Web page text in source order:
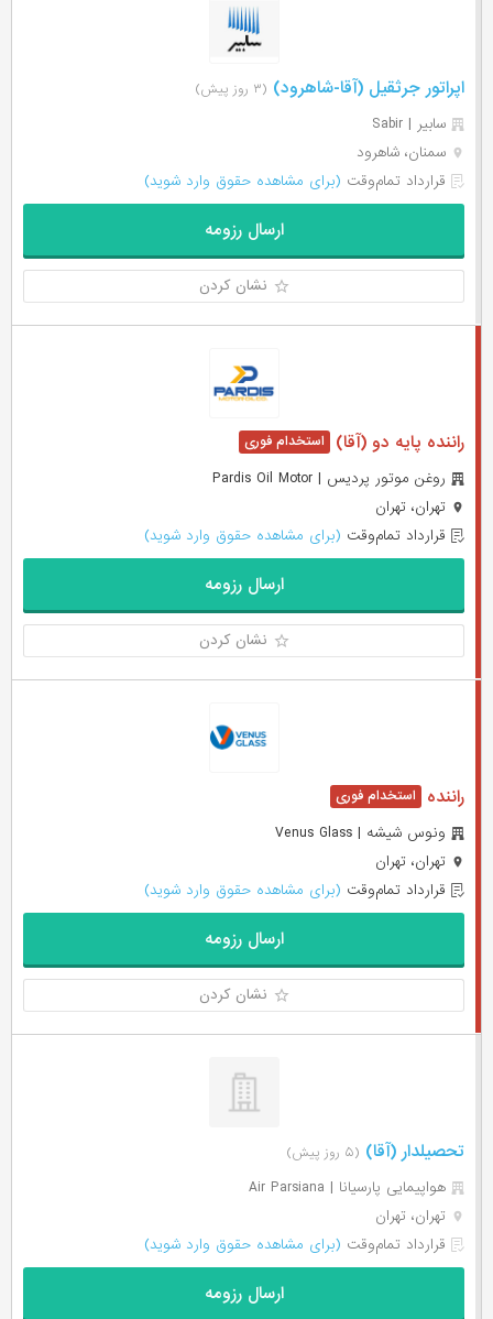
اپراتور جرثقیل (آقا-شاهرود) (۳ روز پیش)
سابیر | Sabir
سمنان، شاهرود
قرارداد تمام‌وقت (برای مشاهده حقوق وارد شوید)
ارسال رزومه
نشان کردن
راننده پایه دو (آقا)
روغن موتور پرديس | Pardis Oil Motor
تهران، تهران
قرارداد تمام‌وقت (برای مشاهده حقوق وارد شوید)
ارسال رزومه
نشان کردن
راننده
ونوس شیشه | Venus Glass
تهران، تهران
قرارداد تمام‌وقت (برای مشاهده حقوق وارد شوید)
ارسال رزومه
نشان کردن
تحصیلدار (آقا) (۵ روز پیش)
هواپیمایی پارسیانا | Air Parsiana
تهران، تهران
قرارداد تمام‌وقت (برای مشاهده حقوق وارد شوید)
ارسال رزومه